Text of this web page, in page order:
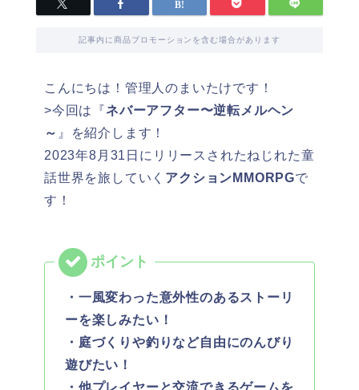
記事内に商品プロモーションを含む場合があります
こんにちは！管理人のまいたけです！
>今回は『ネバーアフター〜逆転メルヘン
～ 』を紹介します！
2023年8月31日にリリースされたねじれた童
話世界を旅していく アクションMMORPGで
す！
・一風変わった意外性のあるストーリ
ーを楽しみたい！
・庭づくりや釣りなど自由にのんびり
遊びたい！